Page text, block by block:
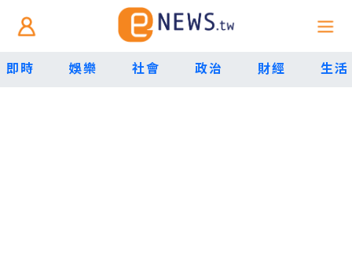
即時 娛樂 社會 政治 財經 生活